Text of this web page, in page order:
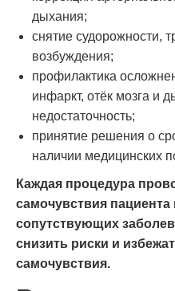
дыхания;
снятие судорожности,
возбуждения;
профилактика
инфаркт, отёк мозга и
недостаточность;
принятие решения о
наличии медицинских
Каждая процедура
самочувствия пациента
сопутствующих
снизить риски и
самочувствия.